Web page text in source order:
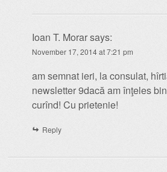
Ioan T. Morarsays:
November 17, 2014 at 7:21 pm
am semnat ieri, la consulat,
newsletter 9dacă am înţeles
curînd! Cu prietenie!
Reply